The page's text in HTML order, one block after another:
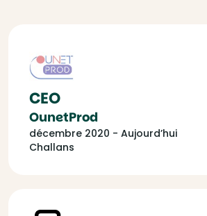
CEO
OunetProd
décembre 2020 - Aujourd’hui
Challans